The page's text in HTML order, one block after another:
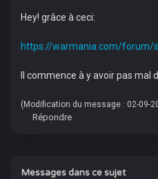
Hey! grâce à ceci:
https://warmania.com/forum/
Il commence à y avoir pas mal
(Modification du message : 02-09-
Répondre
Messages dans ce sujet